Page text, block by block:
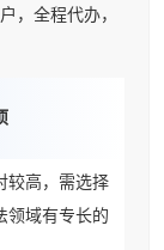
，全程代办，
较高，需选择
领域有专长的